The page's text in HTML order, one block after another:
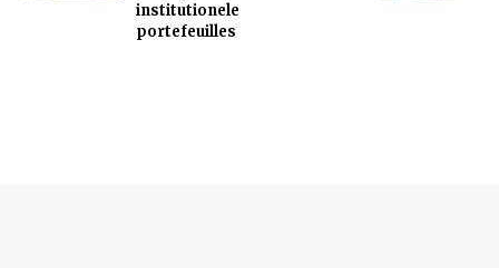
institutionele
portefeuilles